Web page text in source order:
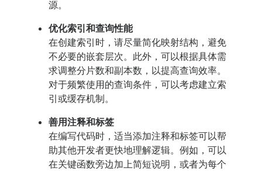
源。
优化索引和查询性能
在创建索引时，请尽量简化映射结构，避免
不必要的嵌套层次。此外，可以根据具体需
求调整分片数和副本数，以提高查询效率。
对于频繁使用的查询条件，可以考虑建立索
引或缓存机制。
善用注释和标签
在编写代码时，适当添加注释和标签可以帮
助其他开发者更快地理解逻辑。例如，可以
在关键函数旁边加上简短说明，或者为每个